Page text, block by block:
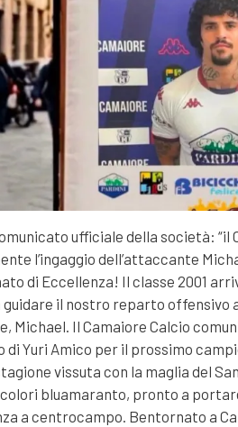
ufficiale della società: “il
l’ingaggio dell’attaccante
di Eccellenza! Il classe 2001
il nostro reparto offensivo
Michael. Il Camaiore Calcio
di Yuri Amico per il prossimo
vissuta con la maglia del
bluamaranto, pronto a
a centrocampo. Bentornato a